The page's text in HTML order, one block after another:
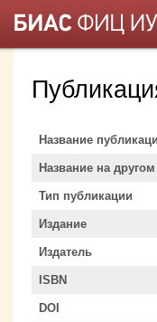
Название
Название на
Тип публикации
Издание
Издатель
ISBN
DOI